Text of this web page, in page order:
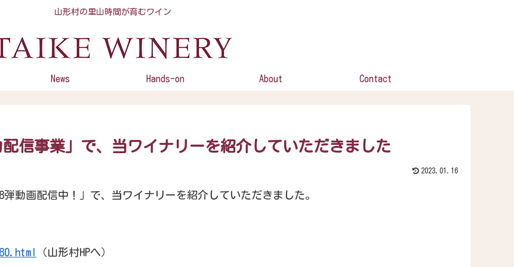
山形村の里山時間が育むワイン
News Hands-on About Contact
信事業」で、当ワイナリーを紹介していただきました
2023.01.16
動画配信中！」で、当ワイナリーを紹介していただきました。
（山形村HPへ）